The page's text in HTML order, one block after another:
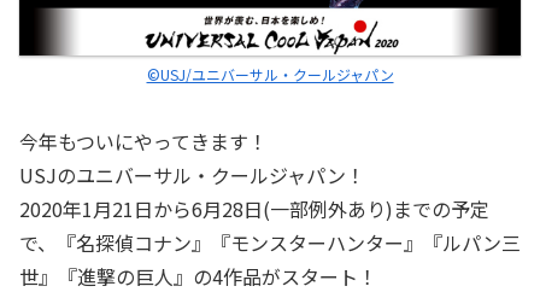
©USJ/ユニバーサル・クールジャパン
今年もついにやってきます！
USJのユニバーサル・クールジャパン！
2020年1月21日から6月28日(一部例外あり)までの予定
で、『名探偵コナン』『モンスターハンター』『ルパン三
世』『進撃の巨人』の4作品がスタート！